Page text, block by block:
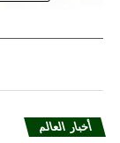
أخبار العالم